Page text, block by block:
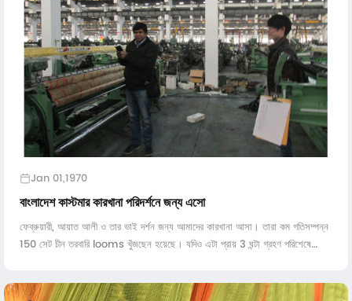
Jan 01,1970
বাংলাদেশ কাস্টমার কারখানা পরিদর্শনে জন্য এসো
ফেব্রুয়ারী, আয়াত আলী ও তার ভাই দর্শন জন্য আমাদের কারখানা আসা। তারা কম গতিসম্পন্ন
150 সেট চীন তরবারি looms খুঁজছেন হয়েছে। যদিও এটা প্রায় 3 ঘন্টা গ্রহণ পরিশেষে